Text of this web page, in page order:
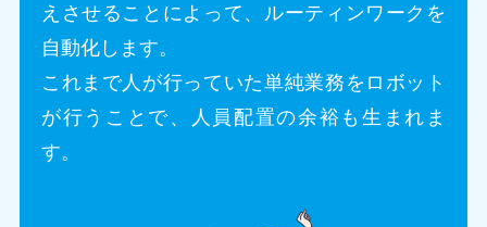
えさせることによって、ルーティンワークを
自動化します。
これまで人が行っていた単純業務をロボット
が行うことで、人員配置の余裕も生まれま
す。